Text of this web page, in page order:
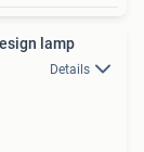
lamp
Details